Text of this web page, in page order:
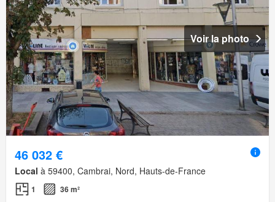
Voir la photo
46 032 €
Local à 59400, Cambrai, Nord, Hauts-de-France
1
36 m²